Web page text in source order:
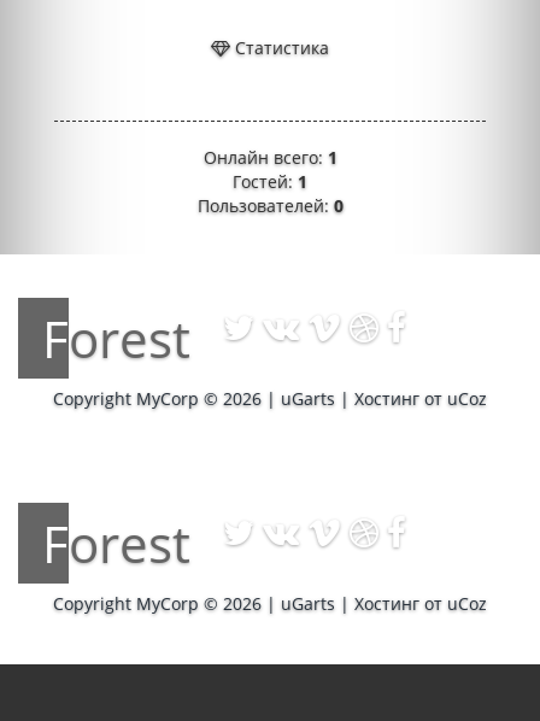
Статистика
Онлайн всего: 1
Гостей: 1
Пользователей:0
Forest
Copyright MyCorp © 2026 | uGarts | Хостинг от uCoz
Forest
Copyright MyCorp © 2026 | uGarts | Хостинг от uCoz